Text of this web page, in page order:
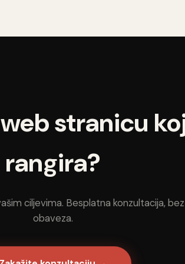
stranicu
rangira?
ciljevima. Besplatna konzultacija, bez
obaveza.